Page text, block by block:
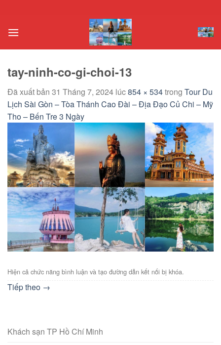
nội
tay-ninh-co-gi-choi-13
Đã xuất bản 31 Tháng 7, 2024 lúc854 × 534trong Tour Du
Lịch Sài Gòn – Tòa Thánh Cao Đài – Địa Đạo Củ Chi – Mỹ
Tho – Bến Tre 3 Ngày
Hiện cả chức năng bình luận và tạo đường dẫn kết nối bị khóa.
Tiếp theo →
Khách sạn TP Hồ Chí Minh